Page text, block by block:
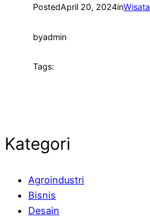
PostedApril 20, 2024inWisata
byadmin
Tags:
Kategori
Agroindustri
Bisnis
Desain